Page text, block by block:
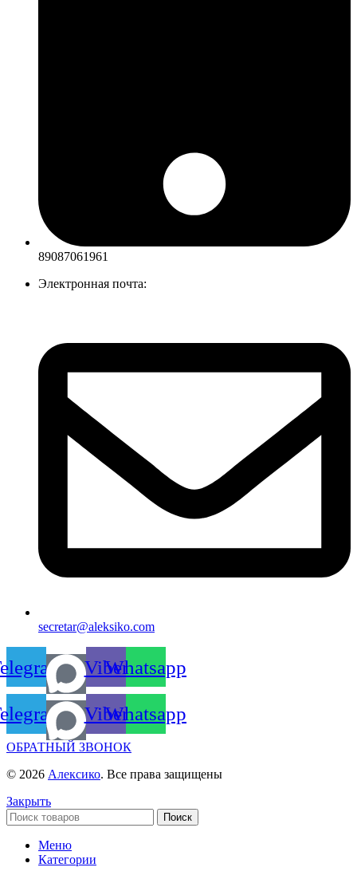
89087061961
Электронная почта:
secretar@aleksiko.com
ViberWhatsapp
ViberWhatsapp
ОБРАТНЫЙ ЗВОНОК
© 2026 Алексико. Все права защищены
Закрыть
Поиск
Меню
Категории